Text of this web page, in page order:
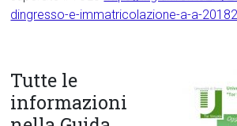
dingresso-e-immatricolazione-a-a-
Tutte le
informazioni